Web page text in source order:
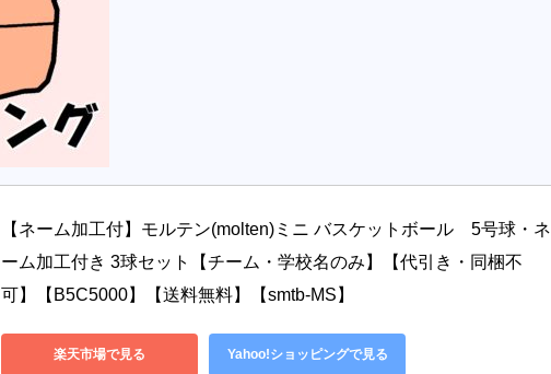
【ネーム加工付】モルテン(molten)ミニ バスケットボール　5号球・ネ
ーム加工付き 3球セット【チーム・学校名のみ】【代引き・同梱不
可】【B5C5000】【送料無料】【smtb-MS】
楽天市場で見る Yahoo!ショッピングで見る